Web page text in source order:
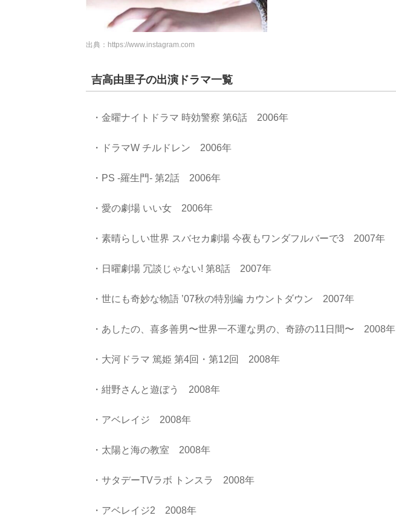
出典： https://www.instagram.com
吉高由里子の出演ドラマ一覧
・金曜ナイトドラマ 時効警察 第6話 2006年
・ドラマW チルドレン 2006年
・PS -羅生門- 第2話 2006年
・愛の劇場 いい女 2006年
・素晴らしい世界 スバセカ劇場 今夜もワンダフルバーで3 2007年
・日曜劇場 冗談じゃない! 第8話 2007年
・世にも奇妙な物語 ’07秋の特別編 カウントダウン 2007年
・あしたの、喜多善男〜世界一不運な男の、奇跡の11日間〜 2008年
・大河ドラマ 篤姫 第4回・第12回 2008年
・紺野さんと遊ぼう 2008年
・アベレイジ 2008年
・太陽と海の教室 2008年
・サタデーTVラボ トンスラ 2008年
・アベレイジ2 2008年